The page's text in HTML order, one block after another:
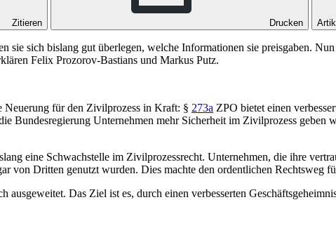
Zitieren Drucken
sie sich bislang gut überlegen, welche Informationen sie preisgaben.
Felix Prozorov-Bastians und Markus Putz.
für den Zivilprozess in Kraft: § 273a ZPO bietet einen
Bundesregierung Unternehmen mehr Sicherheit im Zivilprozess
eine Schwachstelle im Zivilprozessrecht. Unternehmen, die ihre
von Dritten genutzt wurden. Dies machte den ordentlichen Rechtsweg
ausgeweitet. Das Ziel ist es, durch einen verbesserten